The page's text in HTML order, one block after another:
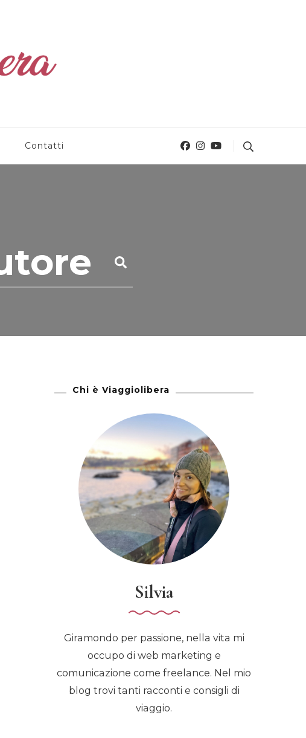
Contatti
Chi è Viaggiolibera
Silvia
Giramondo per passione, nella vita mi
occupo di web marketing e
comunicazione come freelance. Nel mio
blog trovi tanti racconti e consigli di
viaggio.